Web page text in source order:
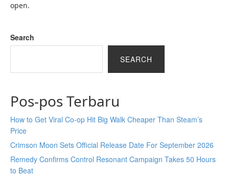
open.
Search
SEARCH
Pos-pos Terbaru
How to Get Viral Co-op Hit Big Walk Cheaper Than Steam’s
Price
Crimson Moon Sets Official Release Date For September 2026
Remedy Confirms Control Resonant Campaign Takes 50 Hours
to Beat